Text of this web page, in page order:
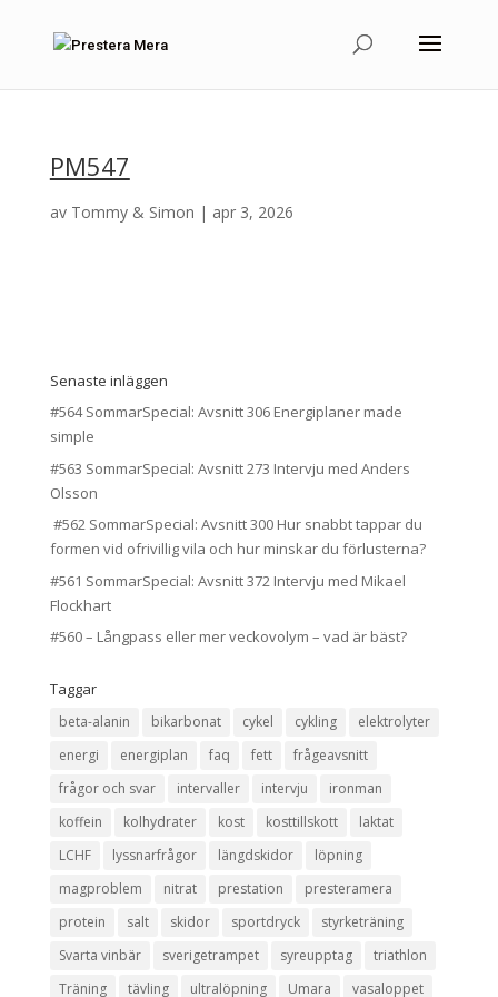
PM547
av Tommy & Simon | apr 3, 2026
Senaste inläggen
#564 SommarSpecial: Avsnitt 306 Energiplaner made
simple
#563 SommarSpecial: Avsnitt 273 Intervju med Anders
Olsson
#562 SommarSpecial: Avsnitt 300 Hur snabbt tappar du
formen vid ofrivillig vila och hur minskar du förlusterna?
#561 SommarSpecial: Avsnitt 372 Intervju med Mikael
Flockhart
#560 – Långpass eller mer veckovolym – vad är bäst?
Taggar
beta-alanin bikarbonat cykel cykling
elektrolyter
energi
energiplan faq fett
frågeavsnitt
frågor och svar
intervaller intervju
ironman
koffein
kolhydrater kost kosttillskott
laktat
LCHF
lyssnarfrågor längdskidor
löpning
magproblem
nitrat prestation
presteramera
protein
salt skidor sportdryck
styrketräning
Svarta vinbär
sverigetrampet syreupptag
triathlon
Träning
tävling ultralöpning Umara vasaloppet